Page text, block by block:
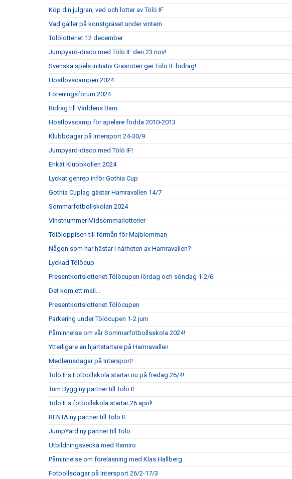
Köp din julgran, ved och lotter av Tölö IF
Vad gäller på konstgräset under vintern
Tölölotteriet 12 december
Jumpyard-disco med Tölö IF den 23 nov!
Svenska spels initiativ Gräsroten ger Tölö IF bidrag!
Höstlovscampen 2024
Föreningsforum 2024
Bidrag till Världens Barn
Höstlovscamp för spelare födda 2010-2013
Klubbdagar på Intersport 24-30/9
Jumpyard-disco med Tölö IF!
Enkät Klubbkollen 2024
Lyckat genrep inför Gothia Cup
Gothia Cuplag gästar Hamravallen 14/7
Sommarfotbollskolan 2024
Vinstnummer Midsommarlotterier
Tölöloppisen till förmån för Majblomman
Någon som har hästar i närheten av Hamravallen?
Lyckad Tölöcup
Presentkortslotteriet Tölöcupen lördag och söndag 1-2/6
Det kom ett mail...
Presentkortslotteriet Tölöcupen
Parkering under Tölöcupen 1-2 juni
Påminnelse om vår Sommarfotbollsskola 2024!
Ytterligare en hjärtstartare på Hamravallen
Medlemsdagar på Intersport!
Tölö IFs Fotbollskola startar nu på fredag 26/4!
Tum Bygg ny partner till Tölö IF
Tölö IFs fotbollskola startar 26 april!
RENTA ny partner till Tölö IF
JumpYard ny partner till Tölö
Utbildningsvecka med Ramiro
Påminnelse om föreläsning med Klas Hallberg
Fotbollsdagar på Intersport 26/2-17/3